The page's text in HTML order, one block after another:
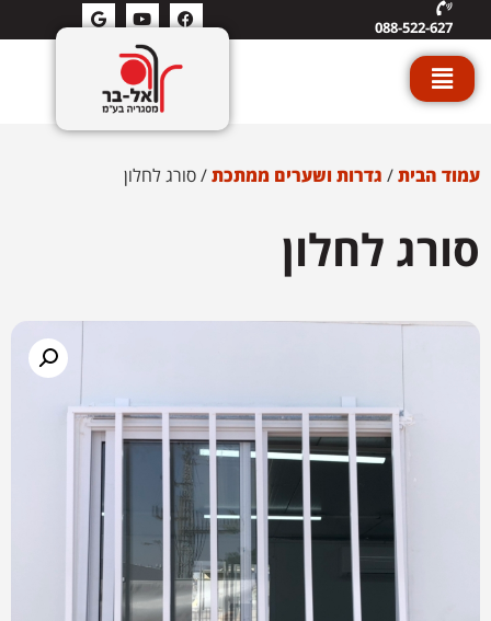
088-522-627
עמוד הבית/ גדרות ושערים ממתכת/ סורג לחלון
סורג לחלון